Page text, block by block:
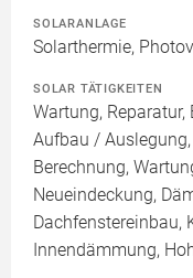
SOLARANLAGE
Solarthermie,
SOLAR TÄTIGKEITEN
Wartung,
Aufbau /
Berechnung,
Neueindeckung,
Dachfenstereinbau,
Innendämmung,